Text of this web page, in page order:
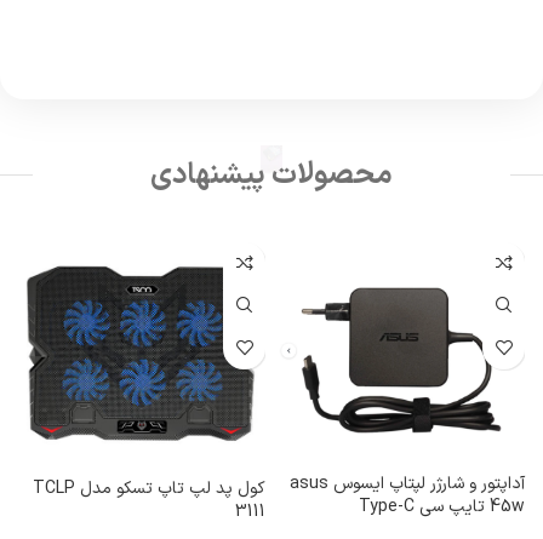
محصولات پیشنهادی
آداپتور و شارژر لپتاپ ایسوس asus
45w تایپ سی Type-C
کول پد لپ تاپ تسکو مدل TCLP
3111